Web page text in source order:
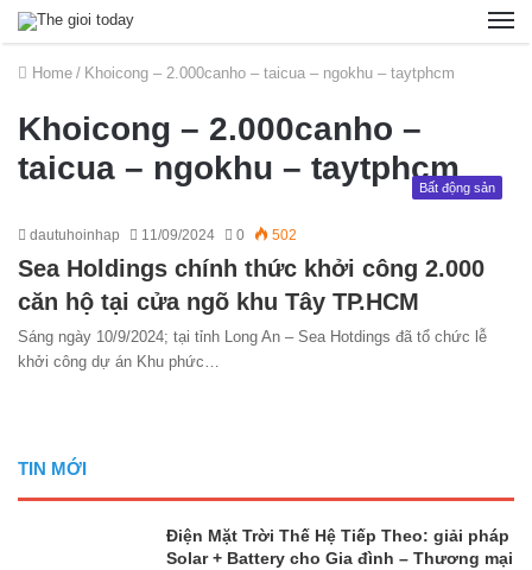
Home / Khoicong – 2.000canho – taicua – ngokhu – taytphcm
Khoicong – 2.000canho –
taicua – ngokhu – taytphcm
Bất động sản
dautuhoinhap 11/09/2024 0 502
Sea Holdings chính thức khởi công 2.000
căn hộ tại cửa ngõ khu Tây TP.HCM
Sáng ngày 10/9/2024; tại tỉnh Long An – Sea Hotdings đã tổ chức lễ
khởi công dự án Khu phức…
TIN MỚI
Điện Mặt Trời Thế Hệ Tiếp Theo: giải pháp
Solar + Battery cho Gia đình – Thương mại